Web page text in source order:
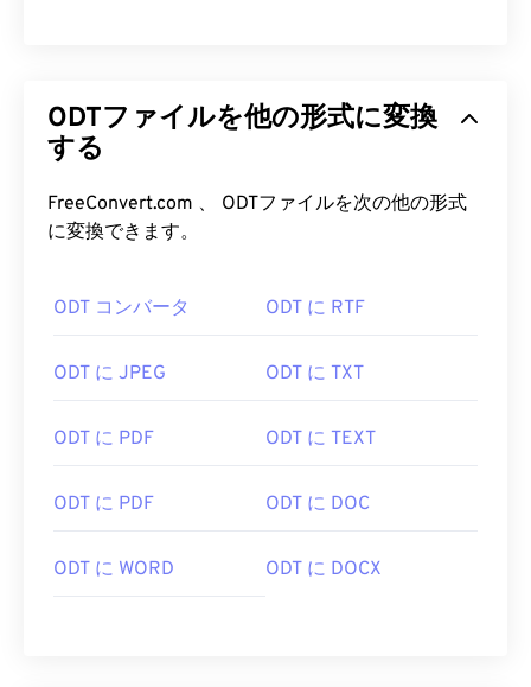
ODTファイルを他の形式に変換
する
FreeConvert.com 、 ODTファイルを次の他の形式
に変換できます。
ODT コンバータ ODT に RTF
ODT に JPEG ODT に TXT
ODT に PDF ODT に TEXT
ODT に PDF ODT に DOC
ODT に WORD ODT に DOCX